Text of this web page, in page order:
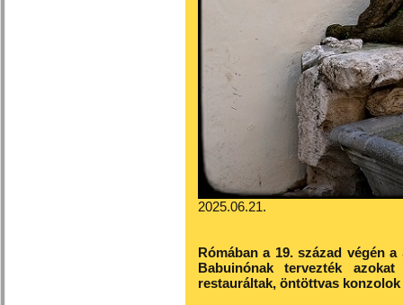
2025.06.21.
Rómában a 19. század végén
Babuinónak tervezték
restauráltak, öntöttvas